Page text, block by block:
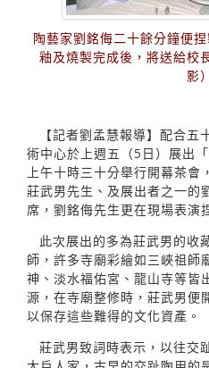
陶藝家劉銘侮二十餘分鐘便
釉及燒製完成後，將送給校
影）
【記者劉孟慧報導】配合
術中心於上週五（5日）展出
上午十時三十分舉行開幕茶
莊武男先生、及展出者之一的
席，劉銘侮先生更在現場表演
此次展出的多為莊武男的收
師，許多寺廟彩繪如三峽祖師
神、淡水福佑宮、龍山寺等皆
源，在寺廟整修時，莊武男便
以保存這些難得的文化資產。
莊武男致詞時表示，以往交